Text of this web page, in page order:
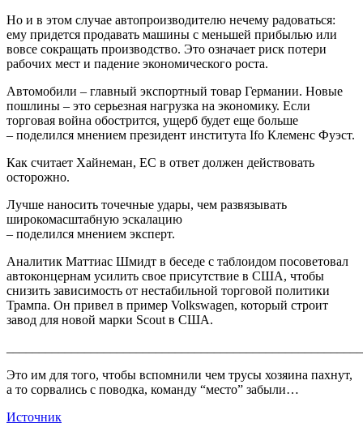
Но и в этом случае автопроизводителю нечему радоваться:
ему придется продавать машины с меньшей прибылью или
вовсе сокращать производство. Это означает риск потери
рабочих мест и падение экономического роста.
Автомобили – главный экспортный товар Германии. Новые
пошлины – это серьезная нагрузка на экономику. Если
торговая война обострится, ущерб будет еще больше
– поделился мнением президент института Ifo Клеменс Фуэст.
Как считает Хайнеман, ЕС в ответ должен действовать
осторожно.
Лучше наносить точечные удары, чем развязывать
широкомасштабную эскалацию
– поделился мнением эксперт.
Аналитик Маттиас Шмидт в беседе с таблоидом посоветовал
автоконцернам усилить свое присутствие в США, чтобы
снизить зависимость от нестабильной торговой политики
Трампа. Он привел в пример Volkswagen, который строит
завод для новой марки Scout в США.
Это им для того, чтобы вспомнили чем трусы хозяина пахнут,
а то сорвались с поводка, команду “место” забыли…
Источник